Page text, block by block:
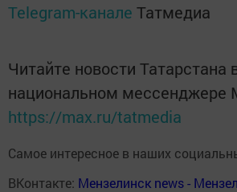
Telegram-канале Татмедиа
Читайте новости Татарстана
национальном мессенджере
https://max.ru/tatmedia
Самое интересное в наших
ВКонтакте: Мензелинск news -